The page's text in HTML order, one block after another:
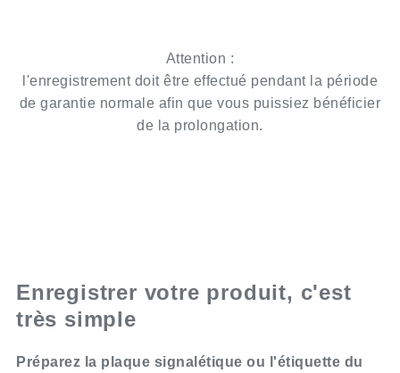
Attention :
l'enregistrement doit être effectué pendant la période
de garantie normale afin que vous puissiez bénéficier
de la prolongation.
Enregistrer votre produit, c'est
très simple
Préparez la plaque signalétique ou l'étiquette du